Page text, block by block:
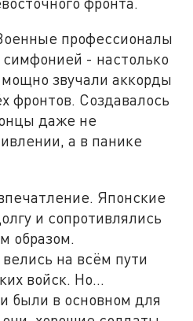
профессионалы
- настолько
звучали аккорды
фронтов. Создавалось
даже не
а в панике
Японские
и сопротивлялись
образом.
на всём пути
войск. Но...
были в основном для